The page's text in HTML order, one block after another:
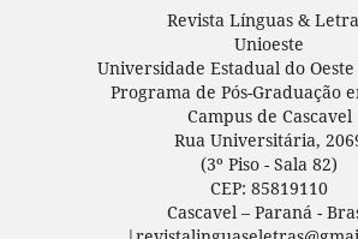
Revista Línguas &
Unioeste
Universidade Estadual do
Programa de Pós-Graduação
Campus de Cascavel
Rua Universitária,
(3º Piso - Sala 82)
CEP: 85819110
Cascavel – Paraná -